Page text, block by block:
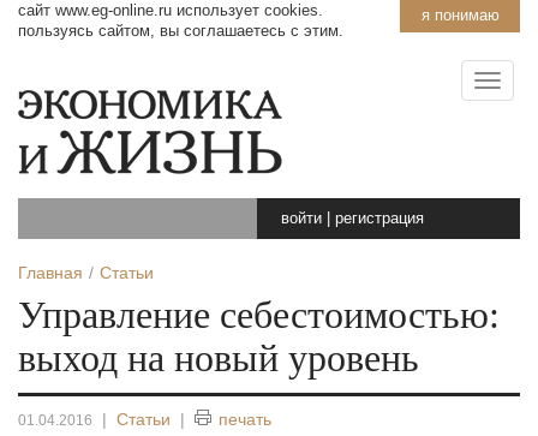
я понимаю
сайт www.eg-online.ru использует cookies.
пользуясь сайтом, вы соглашаетесь с этим.
войти регистрация
Главная Статьи
Управление себестоимостью:
выход на новый уровень
01.04.2016 | Статьи | печать